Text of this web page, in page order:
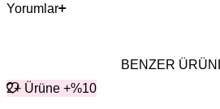
Yorumlar
BENZER
2+ Ürüne +%10